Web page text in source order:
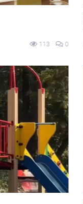
БҚО шаруалары
06 тамыз 2026